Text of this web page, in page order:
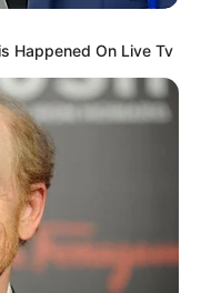
mau jadi idola mu,boleh aku
Balas
Ruas yang wajib ditandai
Happened On Live Tv